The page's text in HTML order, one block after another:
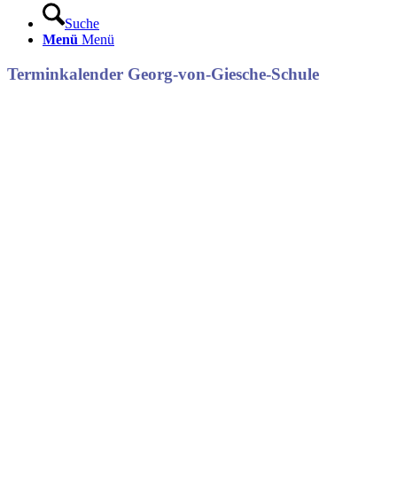
Suche
Menü Menü
Terminkalender Georg-von-Giesche-Schule